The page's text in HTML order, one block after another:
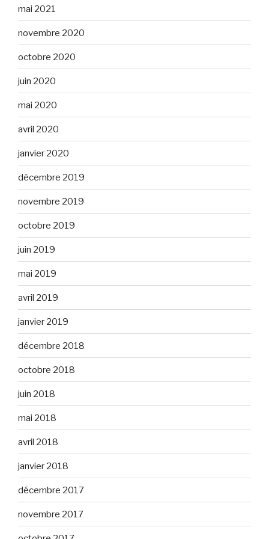
mai 2021
novembre 2020
octobre 2020
juin 2020
mai 2020
avril 2020
janvier 2020
décembre 2019
novembre 2019
octobre 2019
juin 2019
mai 2019
avril 2019
janvier 2019
décembre 2018
octobre 2018
juin 2018
mai 2018
avril 2018
janvier 2018
décembre 2017
novembre 2017